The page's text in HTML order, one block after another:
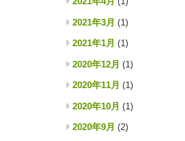
2021年3月 (1)
2021年1月 (1)
2020年12月 (1)
2020年11月 (1)
2020年10月 (1)
2020年9月 (2)